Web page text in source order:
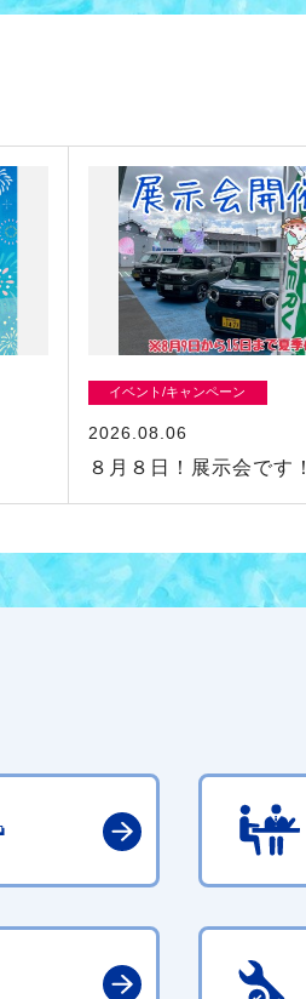
イベント/キャンペーン
2026.08.06
８月８日！展示会です！